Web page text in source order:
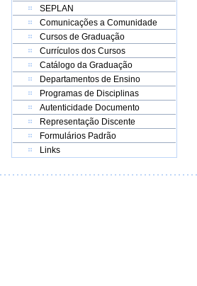
SEPLAN
Comunicações a Comunidade
Cursos de Graduação
Currículos dos Cursos
Catálogo da Graduação
Departamentos de Ensino
Programas de Disciplinas
Autenticidade Documento
Representação Discente
Formulários Padrão
Links